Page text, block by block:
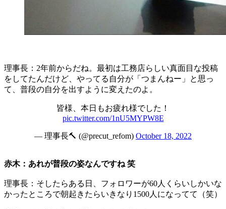
理事長：2年前からだね。最初は工務店らしい真面目な投稿
をしてたんだけど、やってる自分が「つまんねー」と思っ
て、普段の自分を出すように変えたのよ。
皆様、本日もお疲れ様でした！
pic.twitter.com/1nU5MYPW8E
— 理事長🔨 (@precut_refom) October 18, 2022
赤木：あれが普段の姿なんですね 笑
理事長：そしたらある日、フォロワーが60人くらいしかいな
かったところで朝起きたらいきなり1500人になってて（笑）